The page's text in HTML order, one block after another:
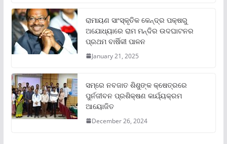
ରାମାୟଣ ସାଂସ୍କୃତିକ କେନ୍ଦ୍ର ପକ୍ଷରୁ
ଅଯୋଧ୍ୟାରେ ରାମ ମନ୍ଦିର ଉଦଘାଟନର
ପ୍ରଥମ ବାର୍ଷିକୀ ପାଳନ
January 21, 2025
ସମ୍‌ରେ ନବଜାତ ଶିଶୁଙ୍କ କ୍ଷେତ୍ରରେ
ପୁର୍ନଜୀବନ ପ୍ରଶିକ୍ଷଣ କାର୍ଯ୍ୟକ୍ରମ
ଆୟୋଜିତ
December 26, 2024